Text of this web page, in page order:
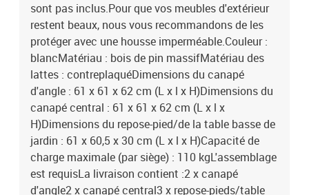
sont pas inclus.Pour que vos meubles d'extérieur
restent beaux, nous vous recommandons de les
protéger avec une housse imperméable.Couleur :
blancMatériau : bois de pin massifMatériau des
lattes : contreplaquéDimensions du canapé
d'angle : 61 x 61 x 62 cm (L x l x H)Dimensions du
canapé central : 61 x 61 x 62 cm (L x l x
H)Dimensions du repose-pied/de la table basse de
jardin : 61 x 60,5 x 30 cm (L x l x H)Capacité de
charge maximale (par siège) : 110 kgL'assemblage
est requisLa livraison contient :2 x canapé
d'angle2 x canapé central3 x repose-pieds/table